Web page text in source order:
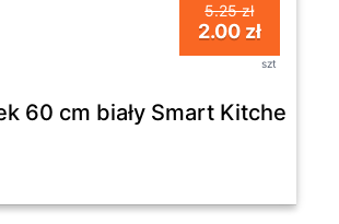
5.25 zł
2.00 zł
szt
60 cm biały Smart Kitchen